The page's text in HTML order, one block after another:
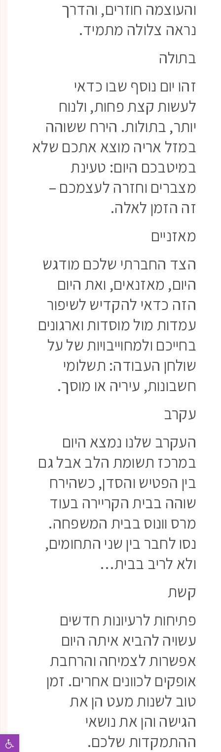
והעוצמה חוזרים, והדרך
נראה צלולה מתמיד.
בתולה
זהו יום נוסף שבו כדאי
לעשות קצת פחות, ולנוח
יותר, בתולות. הירח ששוהה
במזל אריה מוצא אתכם שלא
במיטבכם היום: טעינת
מצברים וחזרה לעצמכם –
זה הזמן לאלה.
מאזניים
הצד החברתי שלכם מודגש
היום, מאזנאים, ואת היום
הזה כדאי להקדיש לשיפור
עמדות מול מוסדות וארגונים
בחייכם ולמחוייבויות של על
שולחן העבודה: תשלומי
חשבונות, עיריה או מוסך.
עקרב
העקרב שלנו נמצא היום
במרכז תשומת הלב אבל גם
בין הפטיש והסדן, כשהירח
שוהה בבית הקריירה בעוד
מרס וונוס בבית המשפחה.
נסו לחבר בין שני התחומים,
ולא לריב בבית…
קשת
פתיחות לרעיונות חדשים
עשויה להביא איתה היום
אפשרות לצמיחה והרחבת
אופקים לכוונים אחרים. זמן
טוב לשנות מעט הן את
הגישה והן את נושאי
ההתמקדות שלכם.